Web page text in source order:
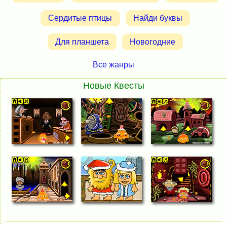
Сердитые птицы Найди буквы
Для планшета Новогодние
Все жанры
Новые Квесты